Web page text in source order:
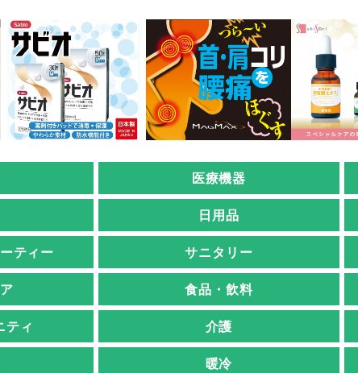
医療機器
日用品
ティー
サニタリー
食品・飲料
ティ
介護
暖冷